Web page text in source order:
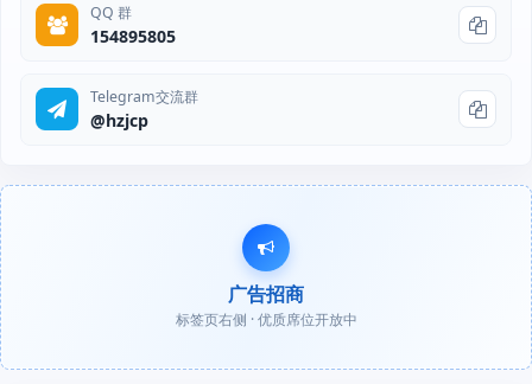
QQ 群
154895805
Telegram交流群
@hzjcp
广告招商
标签页右侧 · 优质席位开放中